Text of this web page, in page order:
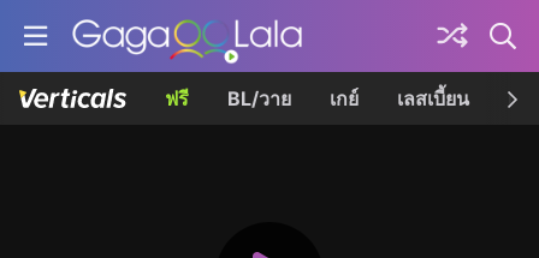
ฟรี BL/วาย เกย์ เลสเบี้ยน เค